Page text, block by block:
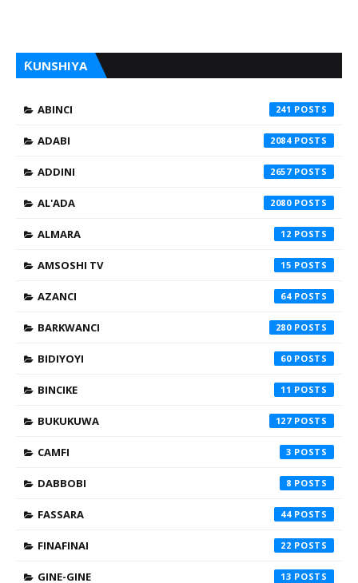
ƘUNSHIYA
ABINCI 241
ADABI 2084
ADDINI 2657
AL'ADA 2080
ALMARA 12
AMSOSHI TV 15
AZANCI 64
BARKWANCI 280
BIDIYOYI 60
BINCIKE 11
BUKUKUWA 127
CAMFI 3
DABBOBI 8
FASSARA 44
FINAFINAI 22
GINE-GINE 13